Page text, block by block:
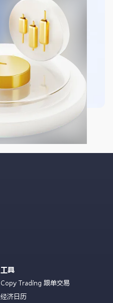
工具
Copy Trading 跟单交易
经济日历